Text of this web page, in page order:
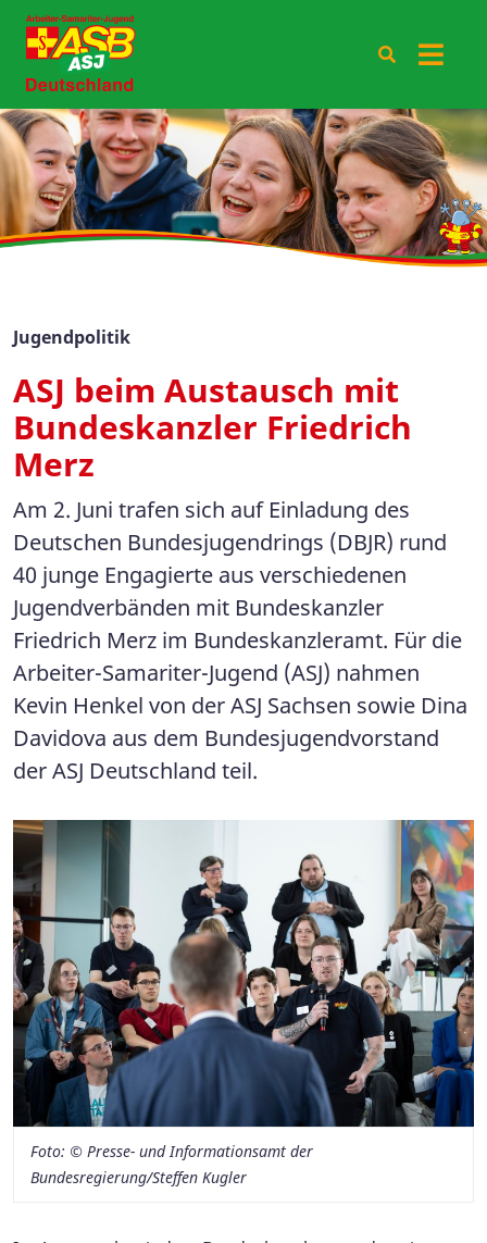
Jugendpolitik
ASJ beim Austausch mit
Bundeskanzler Friedrich
Merz
Am 2. Juni trafen sich auf Einladung des
Deutschen Bundesjugendrings (DBJR) rund
40 junge Engagierte aus verschiedenen
Jugendverbänden mit Bundeskanzler
Friedrich Merz im Bundeskanzleramt. Für die
Arbeiter-Samariter-Jugend (ASJ) nahmen
Kevin Henkel von der ASJ Sachsen sowie Dina
Davidova aus dem Bundesjugendvorstand
der ASJ Deutschland teil.
Foto: © Presse- und Informationsamt der
Bundesregierung/Steffen Kugler